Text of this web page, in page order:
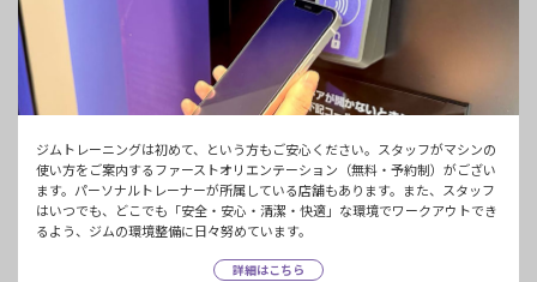
ジムトレーニングは初めて、という方もご安心ください。スタッフがマシンの
使い方をご案内するファーストオリエンテーション（無料・予約制）がござい
ます。パーソナルトレーナーが所属している店舗もあります。また、スタッフ
はいつでも、どこでも「安全・安心・清潔・快適」な環境でワークアウトでき
るよう、ジムの環境整備に日々努めています。
詳細はこちら